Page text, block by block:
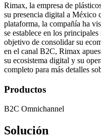
Rimax, la empresa de
su presencia digital a México
plataforma, la compañía ha
se establece en los
objetivo de consolidar su
en el canal B2C, Rimax
su ecosistema digital y su
completo para más detalles
Productos
B2C Omnichannel
Solución